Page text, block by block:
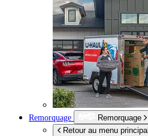
Remorquage
Remorquage
Retour au menu principal